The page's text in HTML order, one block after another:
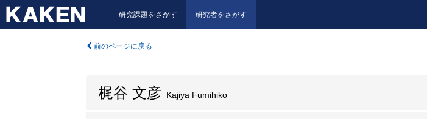
研究課題をさがす 研究者をさがす
前のページに戻る
梶谷 文彦 Kajiya Fumihiko